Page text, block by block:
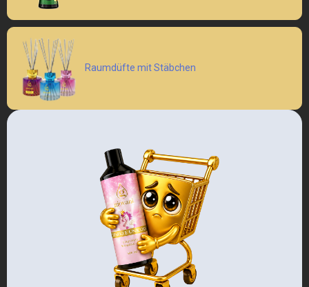
Raumdüfte mit Stäbchen